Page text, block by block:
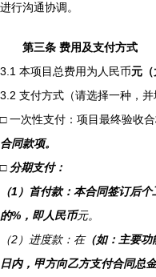
进行沟通协调。
第三条 费用及支付方式
3.1 本项目总费用为人民币元（
3.2 支付方式（请选择一种，并
□ 一次性支付：项目最终验收
合同款项。
□ 分期支付：
（1）首付款：本合同签订后个
的%，即人民币元。
（2）进度款：在（如：主要功
日内，甲方向乙方支付合同总